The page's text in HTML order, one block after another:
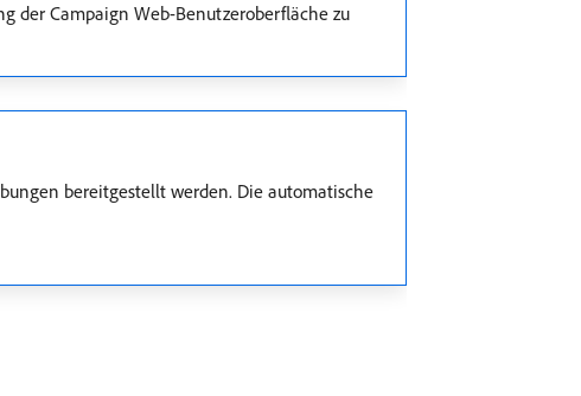
der Campaign Web-Benutzeroberfläche zu
bereitgestellt werden. Die automatische